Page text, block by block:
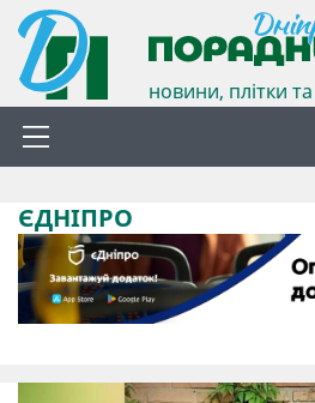
новини, плітки
ЄДНІПРО